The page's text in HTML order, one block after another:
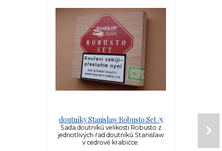
doutníky Stanislaw Robusto Set /5
Sada doutníků velikosti Robusto z
jednotlivých řad doutníků Stanislaw
v cedrové krabičce.